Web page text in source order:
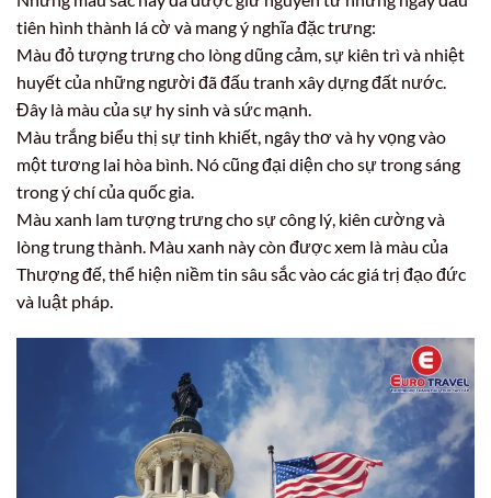
tiên hình thành lá cờ và mang ý nghĩa đặc trưng:
Màu đỏ tượng trưng cho lòng dũng cảm, sự kiên trì và nhiệt
huyết của những người đã đấu tranh xây dựng đất nước.
Đây là màu của sự hy sinh và sức mạnh.
Màu trắng biểu thị sự tinh khiết, ngây thơ và hy vọng vào
một tương lai hòa bình. Nó cũng đại diện cho sự trong sáng
trong ý chí của quốc gia.
Màu xanh lam tượng trưng cho sự công lý, kiên cường và
lòng trung thành. Màu xanh này còn được xem là màu của
Thượng đế, thể hiện niềm tin sâu sắc vào các giá trị đạo đức
và luật pháp.